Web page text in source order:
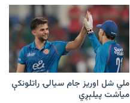
ملي شل اوریز جام سیالۍ راتلونکې
میاشت پیلېږي